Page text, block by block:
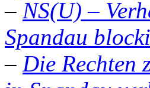
– NS(U) –
Spandau
– Die Rechten